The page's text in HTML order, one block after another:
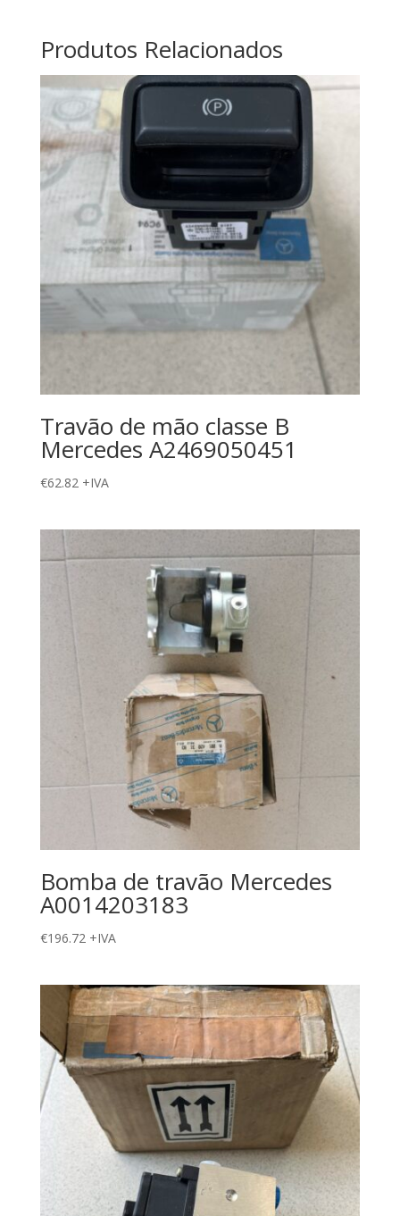
Produtos Relacionados
Travão de mão classe B
Mercedes A2469050451
€62.82 +IVA
Bomba de travão Mercedes
A0014203183
€196.72 +IVA